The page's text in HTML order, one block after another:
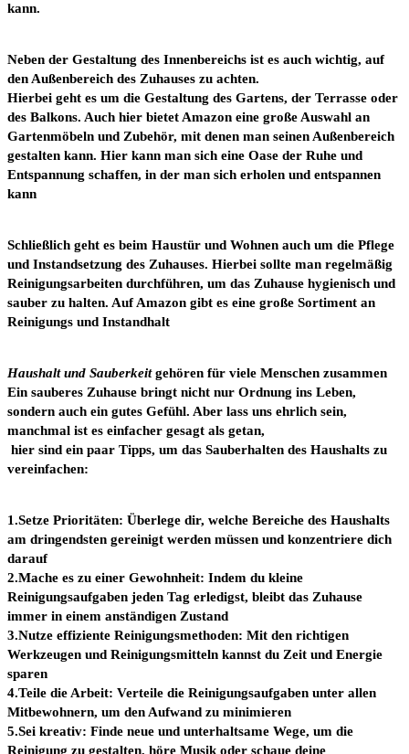
kann.
Neben der Gestaltung des Innenbereichs ist es auch wichtig, auf
den Außenbereich des Zuhauses zu achten.
Hierbei geht es um die Gestaltung des Gartens, der Terrasse oder
des Balkons. Auch hier bietet Amazon eine große Auswahl an
Gartenmöbeln und Zubehör, mit denen man seinen Außenbereich
gestalten kann. Hier kann man sich eine Oase der Ruhe und
Entspannung schaffen, in der man sich erholen und entspannen
kann
Schließlich geht es beim Haustür und Wohnen auch um die Pflege
und Instandsetzung des Zuhauses. Hierbei sollte man regelmäßig
Reinigungsarbeiten durchführen, um das Zuhause hygienisch und
sauber zu halten. Auf Amazon gibt es eine große Sortiment an
Reinigungs und Instandhalt
Haushalt und Sauberkeit gehören für viele Menschen zusammen
Ein sauberes Zuhause bringt nicht nur Ordnung ins Leben,
sondern auch ein gutes Gefühl. Aber lass uns ehrlich sein,
manchmal ist es einfacher gesagt als getan,
hier sind ein paar Tipps, um das Sauberhalten des Haushalts zu
vereinfachen:
1.Setze Prioritäten: Überlege dir, welche Bereiche des Haushalts
am dringendsten gereinigt werden müssen und konzentriere dich
darauf
2.Mache es zu einer Gewohnheit: Indem du kleine
Reinigungsaufgaben jeden Tag erledigst, bleibt das Zuhause
immer in einem anständigen Zustand
3.Nutze effiziente Reinigungsmethoden: Mit den richtigen
Werkzeugen und Reinigungsmitteln kannst du Zeit und Energie
sparen
4.Teile die Arbeit: Verteile die Reinigungsaufgaben unter allen
Mitbewohnern, um den Aufwand zu minimieren
5.Sei kreativ: Finde neue und unterhaltsame Wege, um die
Reinigung zu gestalten, höre Musik oder schaue deine